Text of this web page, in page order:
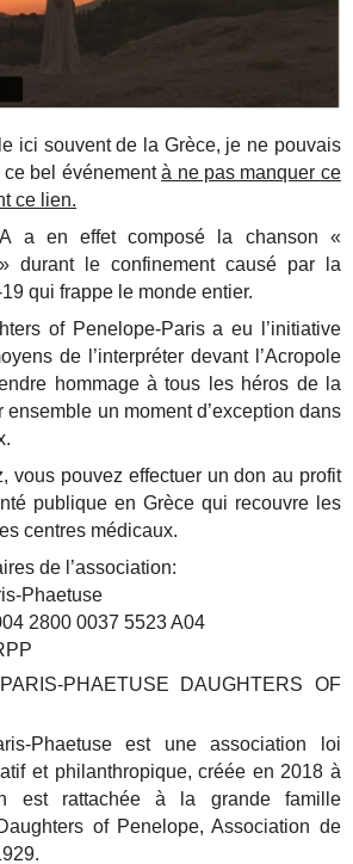
ici souvent de la Grèce, je ne pouvais
ce bel événementà ne pas manquer ce
ce lien.
a en effet composé la chanson «
durant le confinement causé par la
qui frappe le monde entier.
of Penelope-Paris a eu l’initiative
de l’interpréter devant l’Acropole
hommage à tous les héros de la
ensemble un moment d’exception dans
vous pouvez effectuer un don au profit
publique en Grèce qui recouvre les
centres médicaux.
de l’association:
Phaetuse
2800 0037 5523 A04
PHAETUSE DAUGHTERS OF
Phaetuse est une association loi
et philanthropique, créée en 2018 à
est rattachée à la grande famille
of Penelope, Association de